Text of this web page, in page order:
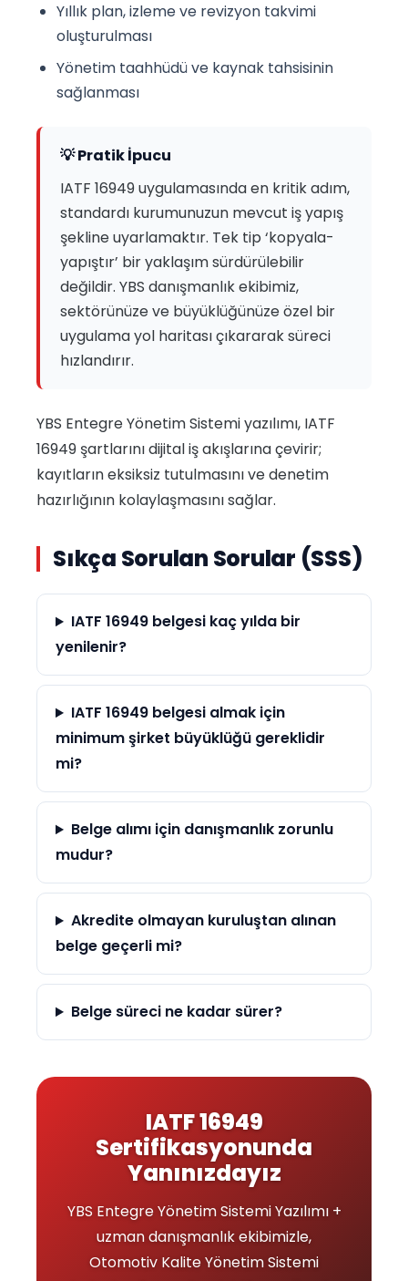
Yıllık plan, izleme ve revizyon takvimi
oluşturulması
Yönetim taahhüdü ve kaynak tahsisinin
sağlanması
💡 Pratik İpucu
IATF 16949 uygulamasında en kritik adım,
standardı kurumunuzun mevcut iş yapış
şekline uyarlamaktır. Tek tip ‘kopyala-
yapıştır’ bir yaklaşım sürdürülebilir
değildir. YBS danışmanlık ekibimiz,
sektörünüze ve büyüklüğünüze özel bir
uygulama yol haritası çıkararak süreci
hızlandırır.
YBS Entegre Yönetim Sistemi yazılımı, IATF
16949 şartlarını dijital iş akışlarına çevirir;
kayıtların eksiksiz tutulmasını ve denetim
hazırlığının kolaylaşmasını sağlar.
Sıkça Sorulan Sorular (SSS)
IATF 16949 belgesi kaç yılda bir
yenilenir?
IATF 16949 belgesi almak için
minimum şirket büyüklüğü gereklidir
mi?
Belge alımı için danışmanlık zorunlu
mudur?
Akredite olmayan kuruluştan alınan
belge geçerli mi?
Belge süreci ne kadar sürer?
IATF 16949
Sertifikasyonunda
Yanınızdayız
YBS Entegre Yönetim Sistemi Yazılımı +
uzman danışmanlık ekibimizle,
Otomotiv Kalite Yönetim Sistemi